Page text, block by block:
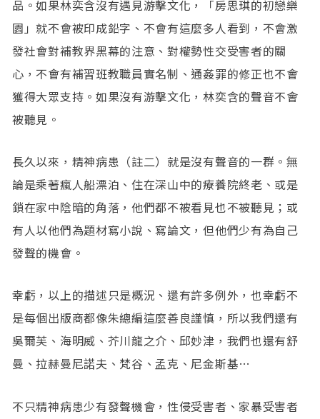
品。如果林奕含沒有遇見游擊文化，「房思琪的初戀樂
園」就不會被印成鉛字、不會有這麼多人看到，不會激
發社會對補教界黑幕的注意、對權勢性交受害者的關
心，不會有補習班教職員實名制、通姦罪的修正也不會
獲得大眾支持。如果沒有游擊文化，林奕含的聲音不會
被聽見。
長久以來，精神病患（註二）就是沒有聲音的一群。無
論是乘著瘋人船漂泊、住在深山中的療養院終老、或是
鎖在家中陰暗的角落，他們都不被看見也不被聽見；或
有人以他們為題材寫小說、寫論文，但他們少有為自己
發聲的機會。
幸虧，以上的描述只是概況、還有許多例外，也幸虧不
是每個出版商都像朱總編這麼善良謹慎，所以我們還有
吳爾芙、海明威、芥川龍之介、邱妙津，我們也還有舒
曼、拉赫曼尼諾夫、梵谷、孟克、尼金斯基…
不只精神病患少有發聲機會，性侵受害者、家暴受害者